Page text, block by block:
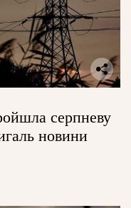
серпневу
новини